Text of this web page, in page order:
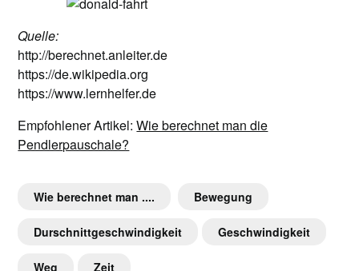
Quelle:
http://berechnet.anleiter.de
https://de.wikipedia.org
https://www.lernhelfer.de
Empfohlener Artikel:Wie berechnet man die
Pendlerpauschale?
Wie berechnet man .... Bewegung
Durschnittgeschwindigkeit Geschwindigkeit
Weg Zeit